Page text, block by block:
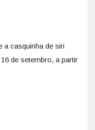
a casquinha de siri
de setembro, a partir